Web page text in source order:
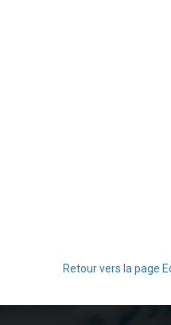
Retour vers la page